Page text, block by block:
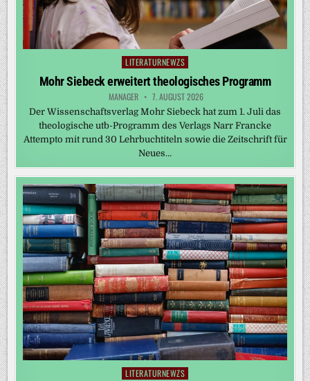
Posted
LITERATURNEWZS
Mohr Siebeck erweitert theologisches Programm
MANAGER 7. AUGUST 2026
Der Wissenschaftsverlag Mohr Siebeck hat zum 1. Juli das
theologische utb-Programm des Verlags Narr Francke
Attempto mit rund 30 Lehrbuchtiteln sowie die Zeitschrift für
Neues…
Posted
LITERATURNEWZS